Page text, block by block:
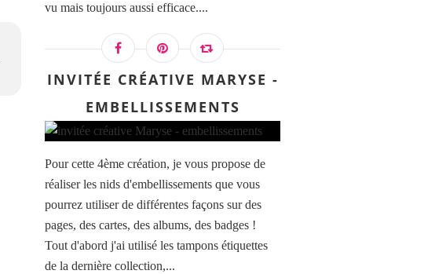
vu mais toujours aussi efficace....
INVITÉE CRÉATIVE MARYSE -
EMBELLISSEMENTS
Pour cette 4ème création, je vous propose de
réaliser les nids d'embellissements que vous
pourrez utiliser de différentes façons sur des
pages, des cartes, des albums, des badges !
Tout d'abord j'ai utilisé les tampons étiquettes
de la dernière collection,...